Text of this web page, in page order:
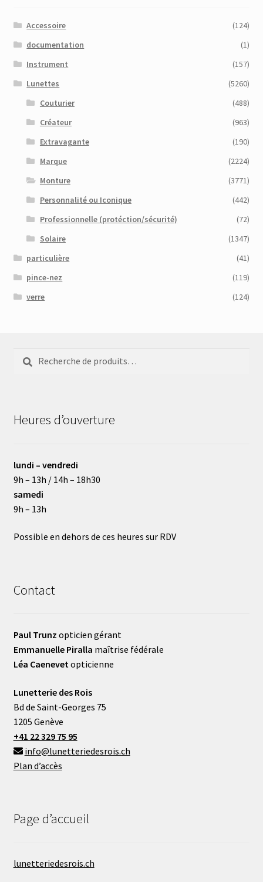
Accessoire
(124)
documentation
(1)
Instrument
(157)
Lunettes
(5260)
Couturier
(488)
Créateur
(963)
Extravagante
(190)
Marque
(2224)
Monture
(3771)
Personnalité ou Iconique
(442)
Professionnelle (protéction/sécurité)
(72)
Solaire
(1347)
particulière
(41)
pince-nez
(119)
verre
(124)
Recherche
pour :
Recherche
Heures d’ouverture
lundi – vendredi
9h – 13h / 14h – 18h30
samedi
9h – 13h
Possible en dehors de ces heures sur RDV
Contact
Paul Trunz opticien gérant
Emmanuelle Piralla maîtrise fédérale
Léa Caenevet opticienne
Lunetterie des Rois
Bd de Saint-Georges 75
1205 Genève
+41 22 329 75 95
info@lunetteriedesrois.ch
Plan d’accès
Page d’accueil
lunetteriedesrois.ch